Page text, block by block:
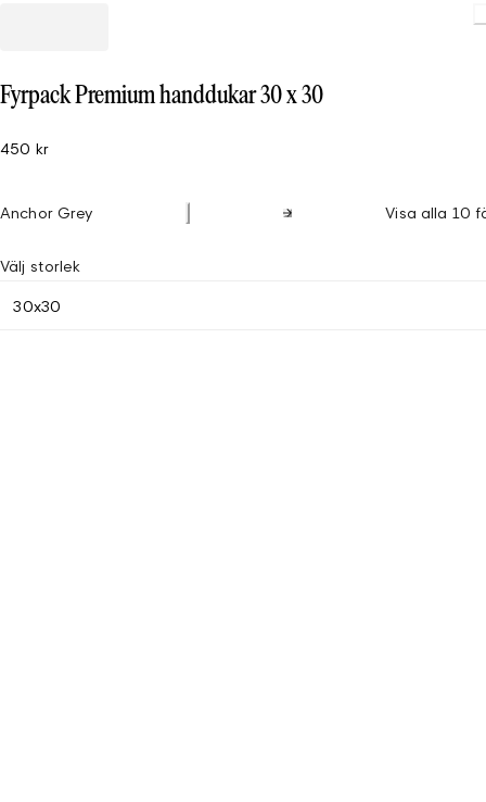
Fyrpack Premium handdukar 30 x 30
450 kr
Anchor Grey Visa alla 10
Välj storlek
30x30